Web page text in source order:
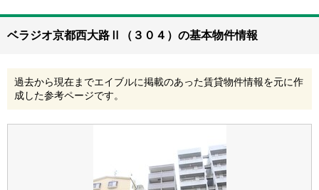
ベラジオ京都西大路Ⅱ（３０４）の基本物件情報
過去から現在までエイブルに掲載のあった賃貸物件情報を元に作
成した参考ページです。